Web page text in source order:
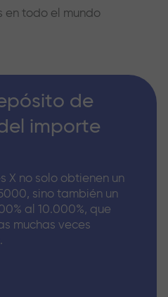
en todo el mundo
de
importe
X no solo obtienen un
sino también un
al 10.000%, que
muchas veces